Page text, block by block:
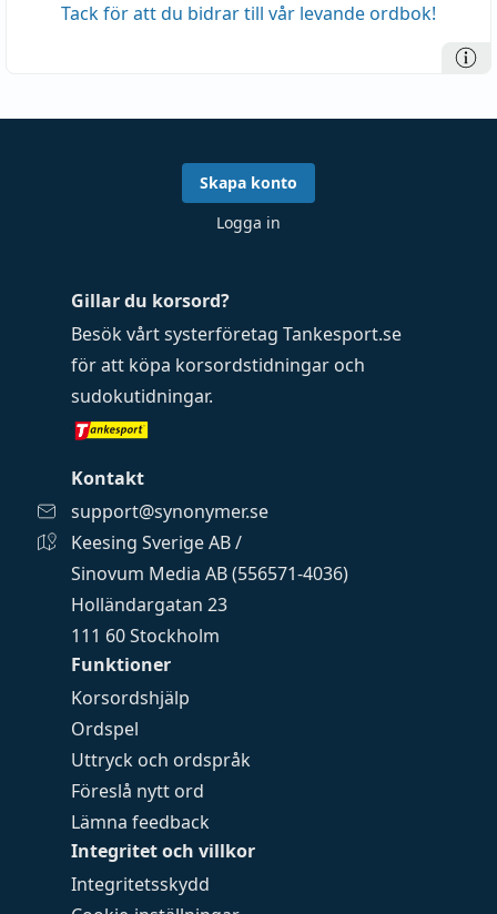
Tack för att du bidrar till vår levande ordbok!
Funktioner
Korsordshjälp
Ordspel
Uttryck och ordspråk
Föreslå nytt ord
Lämna feedback
Integritet och villkor
Integritetsskydd
Gillar du korsord?
Besök vårt systerföretag Tankesport.se
för att köpa korsordstidningar och
sudokutidningar.
Kontakt
support@synonymer.se
Keesing Sverige AB /
Sinovum Media AB (556571-4036)
Holländargatan 23
111 60 Stockholm
Skapa konto
Logga in